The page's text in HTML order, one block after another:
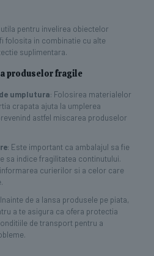
pentru invelirea obiectelor
folosita in combinatie cu alte
suplimentara.
produselor fragile
umplutura: Folosirea materialelor
crapata ajuta la umplerea
astfel miscarea produselor
: Este important ca ambalajul sa fie
sa indice fragilitatea continutului.
curierilor si a celor care
de a lansa produsele pe piata,
a te asigura ca ofera protectia
de transport pentru a